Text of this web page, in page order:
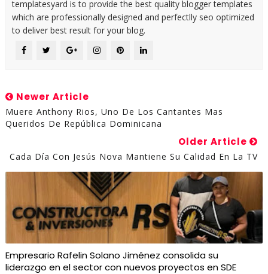
templatesyard is to provide the best quality blogger templates
which are professionally designed and perfectlly seo optimized
to deliver best result for your blog.
Newer Article
Muere Anthony Rios, Uno De Los Cantantes Mas
Queridos De República Dominicana
Older Article
Cada Día Con Jesús Nova Mantiene Su Calidad En La TV
Empresario Rafelin Solano Jiménez consolida su
liderazgo en el sector con nuevos proyectos en SDE